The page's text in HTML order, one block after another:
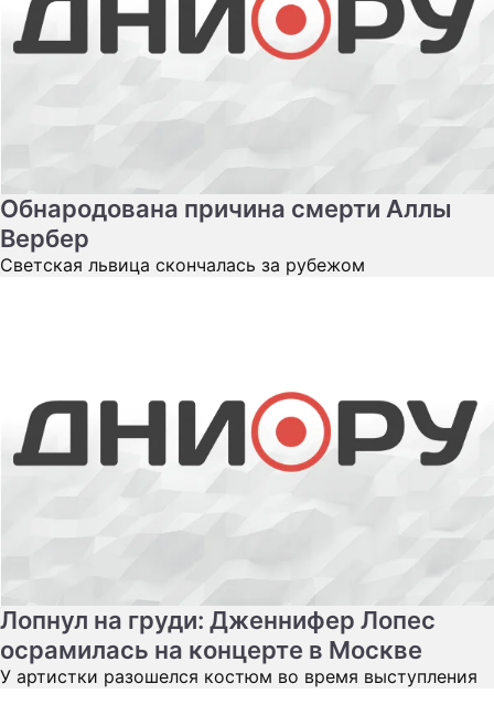
Обнародована причина смерти Аллы
Вербер
Светская львица скончалась за рубежом
Лопнул на груди: Дженнифер Лопес
осрамилась на концерте в Москве
У артистки разошелся костюм во время выступления